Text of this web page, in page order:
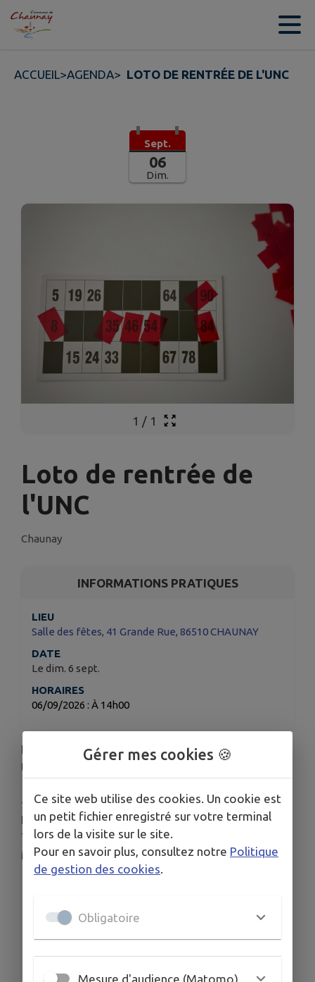
Contenu
ACCUEIL>AGENDA> LOTO DE RENTRÉE DE L'UNC
Sept.
06
Dim.
1 / 1
Loto de rentrée de
l'UNC
Chaunay
INFORMATIONS PRATIQUES
LIEU
Salle des fêtes, 41 Grande Rue, 86510 CHAUNAY
DATE
Le dim. 6 sept.
HORAIRES
06/09/2026 : À 14h00
Les benefices du loto serviront à l'entretien des
tombes des Poilus.
--
Informations complémentaires:
Téléphone cellulaire: +33 6 28 44 66 78
Mél:alaindesbourdes@orange.fr
Gérer mes cookies 🍪
Ce site web utilise des cookies. Un cookie est
un petit fichier enregistré sur votre terminal
lors de la visite sur le site.
Pour en savoir plus, consultez notre Politique
de gestion des cookies.
Obligatoire
Mesure d'audience (Matomo)